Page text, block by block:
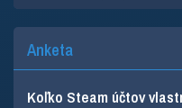
Anketa
Koľko Steam účtov